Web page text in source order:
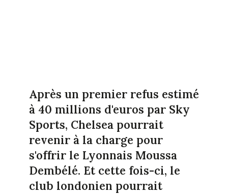
Après un premier refus estimé
à 40 millions d'euros par Sky
Sports, Chelsea pourrait
revenir à la charge pour
s'offrir le Lyonnais Moussa
Dembélé. Et cette fois-ci, le
club londonien pourrait